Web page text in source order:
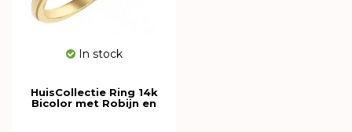
In stock
HuisCollectie Ring 14k
Bicolor met Robijn en